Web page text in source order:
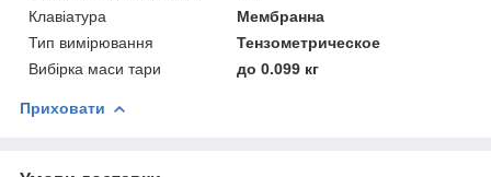
Клавіатура
Мембранна
Тип вимірювання
Тензометрическое
Вибірка маси тари
до 0.099 кг
Приховати